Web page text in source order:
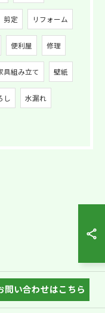
剪定 リフォーム
便利屋 修理
具組み立て 壁紙
し 水漏れ
問い合わせはこちら